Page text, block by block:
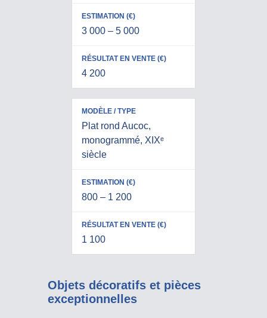
)
3 000 – 5 000
4 200
Plat rond Aucoc,
monogrammé, XIXᵉ
siècle
800 – 1 200
1 100
Objets décoratifs et pièces
exceptionnelles